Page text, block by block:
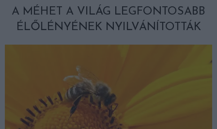
A MÉHET A VILÁG LEGFONTOSABB
ÉLŐLÉNYÉNEK NYILVÁNÍTOTTÁK